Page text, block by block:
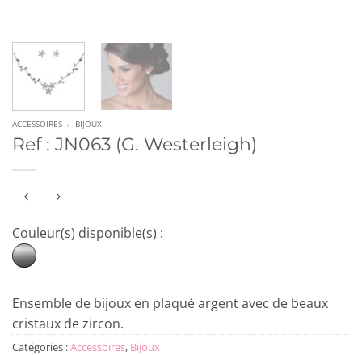
ACCESSOIRES / BIJOUX
Ref : JN063 (G. Westerleigh)
Couleur(s) disponible(s) :
Ensemble de bijoux en plaqué argent avec de beaux
cristaux de zircon.
Catégories :Accessoires, Bijoux